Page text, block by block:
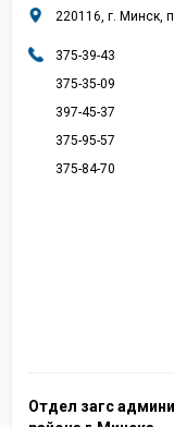
220116, г. Минск,
375-39-43
375-35-09
397-45-37
375-95-57
375-84-70
Отдел загс